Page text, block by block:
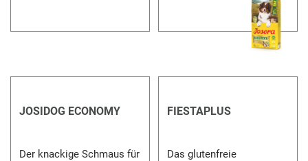
JOSIDOG ECONOMY
Der knackige Schmaus für
FIESTAPLUS
Das glutenfreie